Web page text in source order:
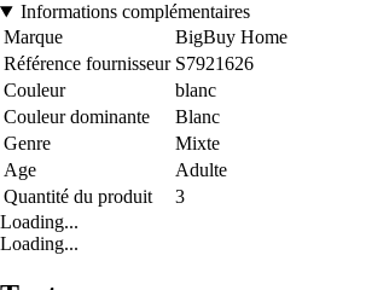
Informations complémentaires
Marque
BigBuy Home
Référence fournisseur S7921626
Couleur
blanc
Couleur dominante
Blanc
Genre
Mixte
Age
Adulte
Quantité du produit
3
Loading...
Loading...